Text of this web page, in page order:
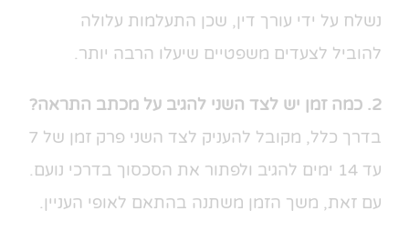
נשלח על ידי עורך דין, שכן התעלמות עלולה
להוביל לצעדים משפטיים שיעלו הרבה יותר.
2. כמה זמן יש לצד השני להגיב על מכתב התראה?
בדרך כלל, מקובל להעניק לצד השני פרק זמן של 7
עד 14 ימים להגיב ולפתור את הסכסוך בדרכי נועם.
עם זאת, משך הזמן משתנה בהתאם לאופי העניין.